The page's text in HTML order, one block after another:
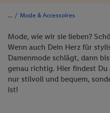
/ Mode & Accessoires
Mode, wie wir sie lieben?
Wenn auch Dein Herz für
Damenmode schlägt, dann
genau richtig. Hier findest
nur stilvoll und bequem,
ist!